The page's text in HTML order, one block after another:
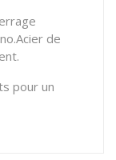
de
pour un